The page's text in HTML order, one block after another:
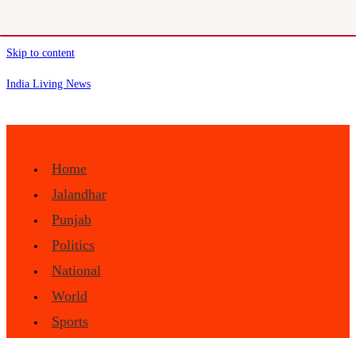
Skip to content
India Living News
Home
Jalandhar
Punjab
Politics
National
World
Sports